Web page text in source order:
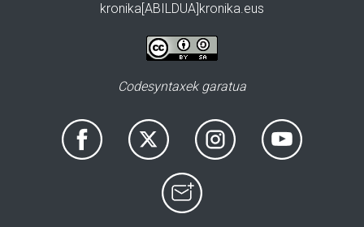
kronika[ABILDUA]kronika.eus
Codesyntaxek garatua